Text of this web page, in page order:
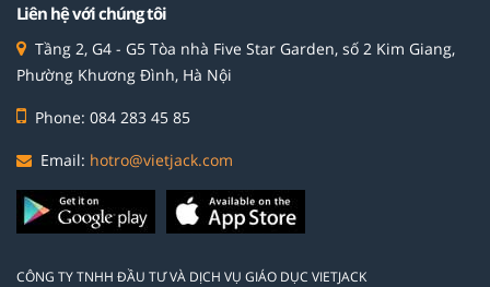
Liên hệ với chúng tôi
Tầng 2, G4 - G5 Tòa nhà Five Star Garden, số 2 Kim Giang,
Phường Khương Đình, Hà Nội
Phone: 084 283 45 85
Email: hotro@vietjack.com
CÔNG TY TNHH ĐẦU TƯ VÀ DỊCH VỤ GIÁO DỤC VIETJACK